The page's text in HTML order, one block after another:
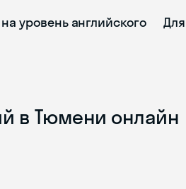
на уровень английского
в Тюмени онлайн